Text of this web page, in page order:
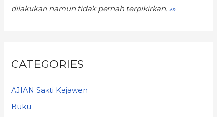
dilakukan namun tidak pernah terpikirkan. »»
CATEGORIES
AJIAN Sakti Kejawen
Buku